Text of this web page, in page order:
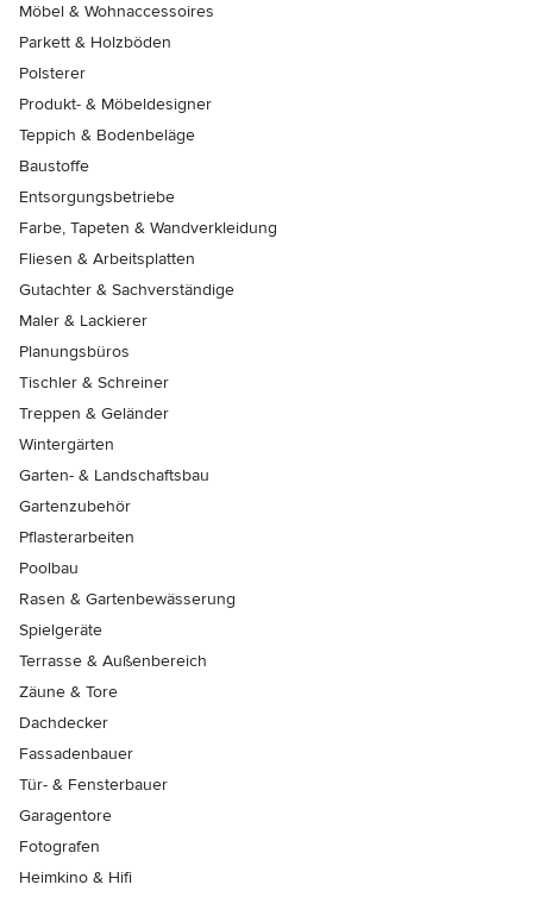
Möbel & Wohnaccessoires
Parkett & Holzböden
Polsterer
Produkt- & Möbeldesigner
Teppich & Bodenbeläge
Baustoffe
Entsorgungsbetriebe
Farbe, Tapeten & Wandverkleidung
Fliesen & Arbeitsplatten
Gutachter & Sachverständige
Maler & Lackierer
Planungsbüros
Tischler & Schreiner
Treppen & Geländer
Wintergärten
Garten- & Landschaftsbau
Gartenzubehör
Pflasterarbeiten
Poolbau
Rasen & Gartenbewässerung
Spielgeräte
Terrasse & Außenbereich
Zäune & Tore
Dachdecker
Fassadenbauer
Tür- & Fensterbauer
Garagentore
Fotografen
Heimkino & Hifi